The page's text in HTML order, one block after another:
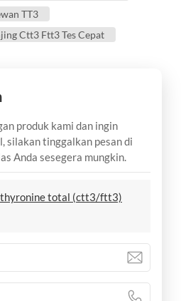
TT3
Ctt3 Ftt3 Tes Cepat
produk kami dan ingin
silakan tinggalkan pesan di
Anda sesegera mungkin.
total (ctt3/ftt3)